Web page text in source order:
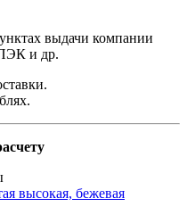
выдачи компании
и др.